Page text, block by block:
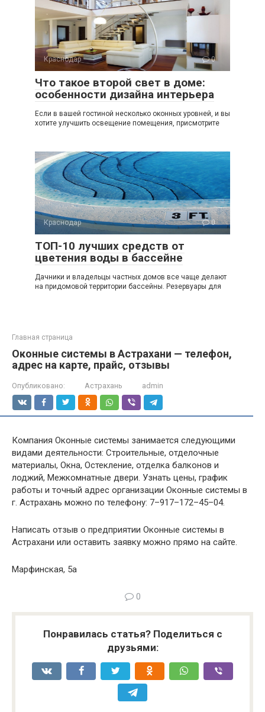
Краснодар 0
Что такое второй свет в доме:
особенности дизайна интерьера
Если в вашей гостиной несколько оконных уровней, и вы
хотите улучшить освещение помещения, присмотрите
Краснодар 0
ТОП-10 лучших средств от
цветения воды в бассейне
Дачники и владельцы частных домов все чаще делают
на придомовой территории бассейны. Резервуары для
Главная страница
Оконные системы в Астрахани — телефон,
адрес на карте, прайс, отзывы
Опубликовано: Астрахань admin
Компания Оконные системы занимается следующими
видами деятельности: Строительные, отделочные
материалы, Окна, Остекление, отделка балконов и
лоджий, Межкомнатные двери. Узнать цены, график
работы и точный адрес организации Оконные системы в
г. Астрахань можно по телефону: 7–917–172–45–04.
Написать отзыв о предприятии Оконные системы в
Астрахани или оставить заявку можно прямо на сайте.
Марфинская, 5а
0
Понравилась статья? Поделиться с
друзьями: